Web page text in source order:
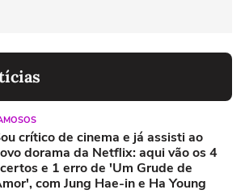
crítico de cinema e já assisti ao
dorama da Netflix: aqui vão os 4
e 1 erro de 'Um Grude de
com Jung Hae-in e Ha Young